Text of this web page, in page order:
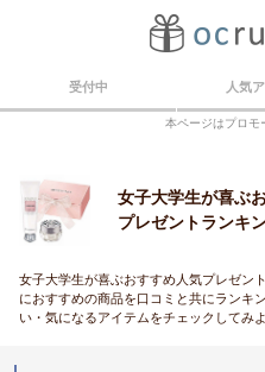
受付中 人気
本ページはプロモ
女子大学生が喜ぶ
プレゼントランキ
女子大学生が喜ぶおすすめ人気プレゼン
におすすめの商品を口コミと共にランキ
い・気になるアイテムをチェックしてみよ